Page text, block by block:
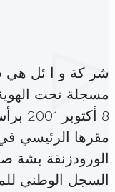
شر كة و ا ئل هي
مسجلة تحت
8 أكتوبر 2001 برأس مال قدره
الورودزنقة بشة
السجل الوطني